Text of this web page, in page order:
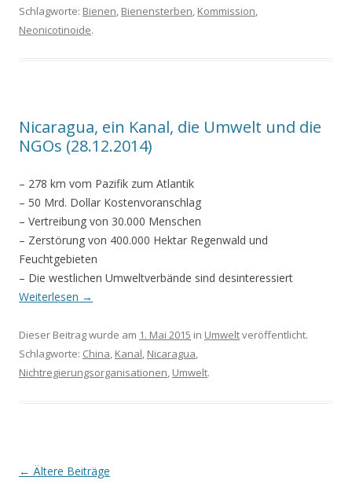
Schlagworte: Bienen, Bienensterben, Kommission,
Neonicotinoide.
Nicaragua, ein Kanal, die Umwelt und die
NGOs (28.12.2014)
– 278 km vom Pazifik zum Atlantik
– 50 Mrd. Dollar Kostenvoranschlag
– Vertreibung von 30.000 Menschen
– Zerstörung von 400.000 Hektar Regenwald und
Feuchtgebieten
– Die westlichen Umweltverbände sind desinteressiert
Weiterlesen →
Dieser Beitrag wurde am 1. Mai 2015 in Umweltveröffentlicht.
Schlagworte: China, Kanal, Nicaragua,
Nichtregierungsorganisationen, Umwelt.
Beitrags-
← Ältere Beiträge